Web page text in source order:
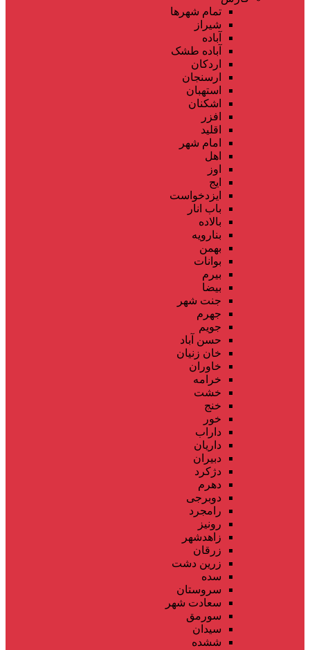
تمام شهر‌ها
شیراز
آباده
آباده طشک
اردکان
ارسنجان
استهبان
اشکنان
افزر
اقلید
امام شهر
اهل
اوز
ایج
ایزدخواست
باب انار
بالاده
بنارویه
بهمن
بوانات
بیرم
بیضا
جنت شهر
جهرم
جویم
حسن آباد
خان زنیان
خاوران
خرامه
خشت
خنج
خور
داراب
داریان
دبیران
دژکرد
دهرم
دوبرجی
رامجرد
رونیز
زاهدشهر
زرقان
زرین دشت
سده
سروستان
سعادت شهر
سورمق
سیدان
ششده